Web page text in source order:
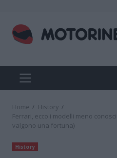
content
PRIMARY
MENU
Home
History
Ferrari, ecco i modelli meno
valgono una fortuna)
History